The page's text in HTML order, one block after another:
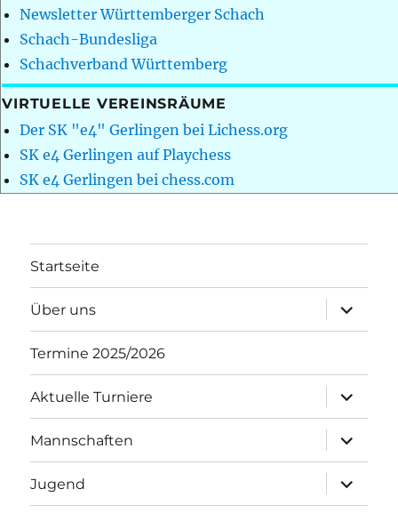
Newsletter Württemberger Schach
Schach-Bundesliga
Schachverband Württemberg
VIRTUELLE VEREINSRÄUME
Der SK "e4" Gerlingen bei Lichess.org
SK e4 Gerlingen auf Playchess
SK e4 Gerlingen bei chess.com
Startseite
Über uns
öffnen
Termine 2025/2026
Aktuelle Turniere
öffnen
Mannschaften
öffnen
Jugend
öffnen